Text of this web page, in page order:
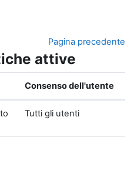
Pagina precedente
attive
Consenso dell'utente
Tutti gli utenti